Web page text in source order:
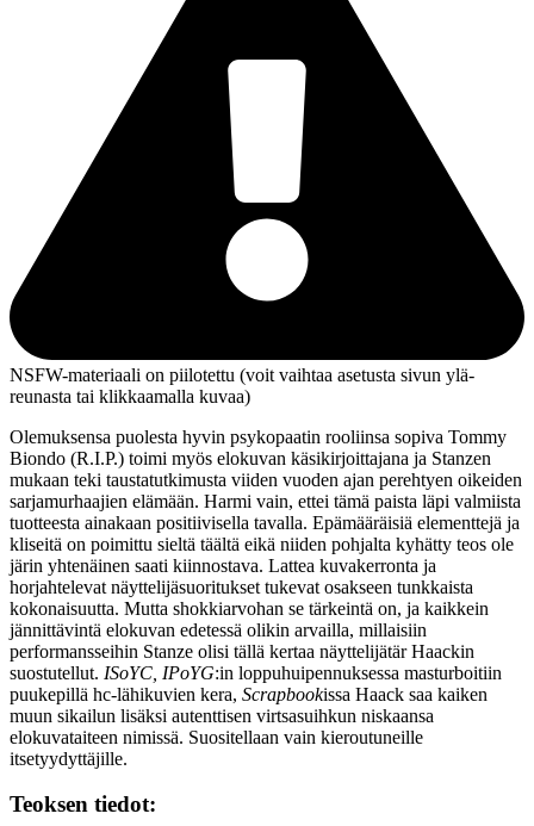
NSFW-materiaali on piilotettu (voit vaihtaa asetusta sivun ylä­
reunasta tai klikkaamalla kuvaa)
Olemuksensa puolesta hyvin psykopaatin rooliinsa sopiva Tommy
Biondo (R.I.P.) toimi myös elokuvan käsikirjoittajana ja Stanzen
mukaan teki taustatutkimusta viiden vuoden ajan perehtyen oikeiden
sarjamurhaajien elämään. Harmi vain, ettei tämä paista läpi valmiista
tuotteesta ainakaan positiivisella tavalla. Epämääräisiä elementtejä ja
kliseitä on poimittu sieltä täältä eikä niiden pohjalta kyhätty teos ole
järin yhtenäinen saati kiinnostava. Lattea kuvakerronta ja
horjahtelevat näyttelijäsuoritukset tukevat osakseen tunkkaista
kokonaisuutta. Mutta shokkiarvohan se tärkeintä on, ja kaikkein
jännittävintä elokuvan edetessä olikin arvailla, millaisiin
performansseihin Stanze olisi tällä kertaa näyttelijätär Haackin
suostutellut. ISoYC, IPoYG:in loppuhuipennuksessa masturboitiin
puukepillä hc‑lähikuvien kera, Scrapbookissa Haack saa kaiken
muun sikailun lisäksi autenttisen virtsasuihkun niskaansa
elokuvataiteen nimissä. Suositellaan vain kieroutuneille
itsetyydyttäjille.
Teoksen tiedot: